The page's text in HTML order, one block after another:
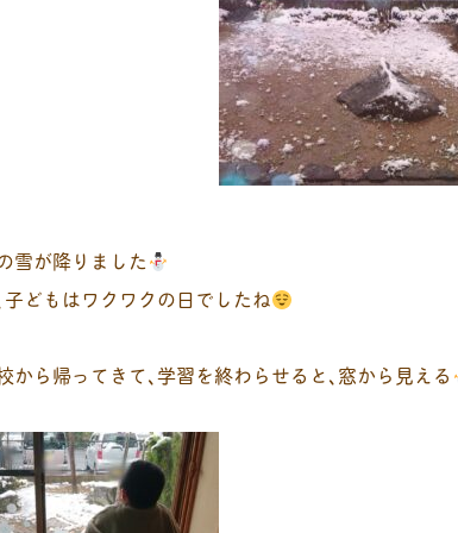
雪が降りました
どもはワクワクの日でしたね
から帰ってきて､学習を終わらせると､窓から見える